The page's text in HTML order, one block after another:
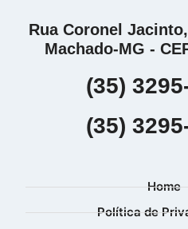
Rua Coronel
Machado-MG -
(35)
(35)
Home
Política de